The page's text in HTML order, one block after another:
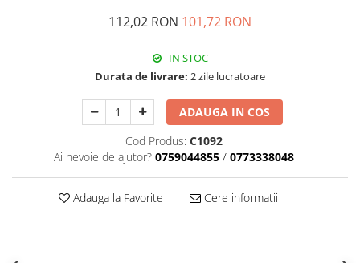
112,02 RON 101,72 RON
IN STOC
Durata de livrare: 2 zile lucratoare
ADAUGA IN COS
Cod Produs: C1092
Ai nevoie de ajutor? 0759044855 / 0773338048
Adauga la Favorite Cere informatii